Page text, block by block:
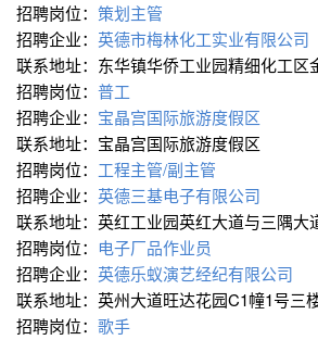
招聘岗位： 策划主管
招聘企业： 英德市梅林化工实业有限公司
联系地址：东华镇华侨工业园精细化工区
招聘岗位： 普工
招聘企业： 宝晶宫国际旅游度假区
联系地址：宝晶宫国际旅游度假区
招聘岗位： 工程主管/副主管
招聘企业： 英德三基电子有限公司
联系地址：英红工业园英红大道与三隅大
招聘岗位： 电子厂品作业员
招聘企业： 英德乐蚁演艺经纪有限公司
联系地址：英州大道旺达花园C1幢1号三
招聘岗位： 歌手